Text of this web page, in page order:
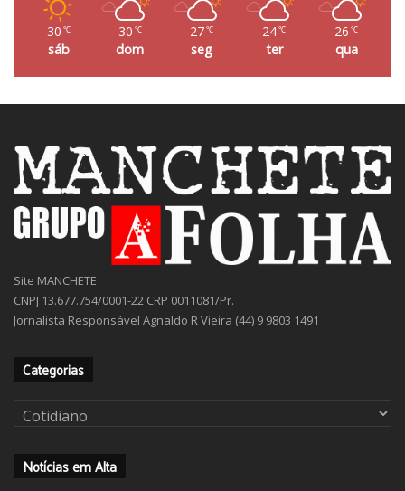
30 ℃
sáb
30 ℃
dom
27℃
seg
24℃
ter
26 ℃
qua
Site MANCHETE
CNPJ 13.677.754/0001-22 CRP 0011081/Pr.
Jornalista Responsável Agnaldo R Vieira (44) 9 9803 1491
Categorias
Categorias
Notícias em Alta